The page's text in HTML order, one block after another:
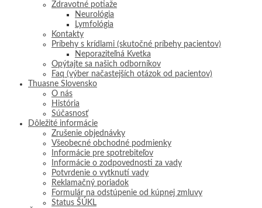
Zdravotné potiaže
Neurológia
Lymfológia
Kontakty
Príbehy s krídlami (skutočné príbehy pacientov)
Neporaziteľná Kvetka
Opýtajte sa našich odborníkov
Faq (výber načastejších otázok od pacientov)
Thuasne Slovensko
O nás
História
Súčasnosť
Dôležité informácie
Zrušenie objednávky
Všeobecné obchodné podmienky
Informácie pre spotrebiteľov
Informácie o zodpovednosti za vady
Potvrdenie o vytknutí vady
Reklamačný poriadok
Formulár na odstúpenie od kúpnej zmluvy
Status ŠÚKL